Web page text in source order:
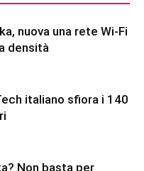
nuova una rete Wi-Fi
densità
italiano sfiora i 140
Non basta per